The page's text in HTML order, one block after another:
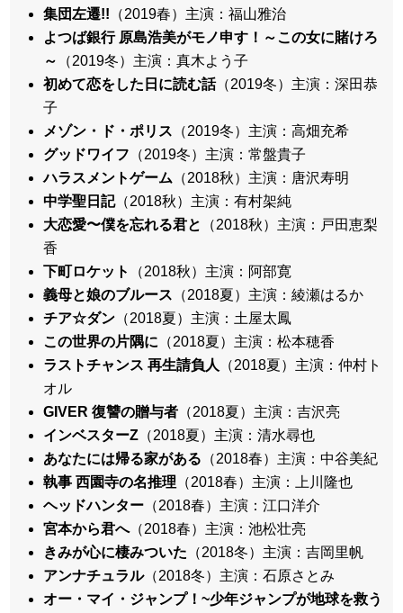
集団左遷!! （2019春）主演：福山雅治
よつば銀行 原島浩美がモノ申す！～この女に賭けろ
～
（2019冬）主演：真木よう子
初めて恋をした日に読む話（2019冬）主演：深田恭
子
メゾン・ド・ポリス （2019冬）主演：高畑充希
グッドワイフ （2019冬）主演：常盤貴子
ハラスメントゲーム （2018秋）主演：唐沢寿明
中学聖日記（2018秋）主演：有村架純
大恋愛〜僕を忘れる君と
（2018秋）主演：戸田恵梨
香
下町ロケット
（2018秋）主演：阿部寛
義母と娘のブルース （2018夏）主演：綾瀬はるか
チア☆ダン （2018夏）主演：土屋太鳳
この世界の片隅に （2018夏）主演：松本穂香
ラストチャンス 再生請負人
（2018夏）主演：仲村ト
オル
GIVER 復讐の贈与者 （2018夏）主演：吉沢亮
インベスターZ （2018夏）主演：清水尋也
あなたには帰る家がある （2018春）主演：中谷美紀
執事 西園寺の名推理 （2018春）主演：上川隆也
ヘッドハンター （2018春）主演：江口洋介
宮本から君へ（2018春）主演：池松壮亮
きみが心に棲みついた （2018冬）主演：吉岡里帆
アンナチュラル（2018冬）主演：石原さとみ
オー・マイ・ジャンプ！~少年ジャンプが地球を救う